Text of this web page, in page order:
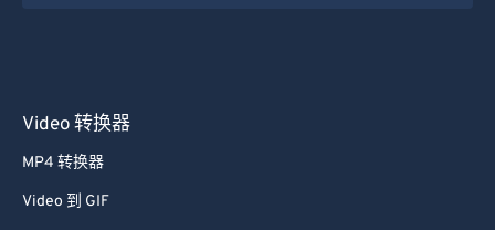
Video 转换器
MP4 转换器
Video 到 GIF